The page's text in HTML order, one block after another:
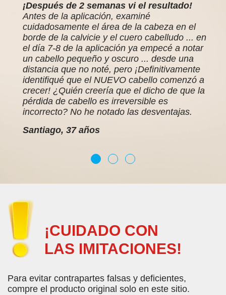
¡Después de 2 semanas vi el resultado!
Antes de la aplicación, examiné
cuidadosamente el área de la cabeza en el
borde de la calvicie y el cuero cabelludo ... en
el día 7-8 de la aplicación ya empecé a notar
un cabello pequeño y oscuro ... desde una
distancia que no noté, pero ¡Definitivamente
identifiqué que el NUEVO cabello comenzó a
crecer! ¿Quién creería que el dicho de que la
pérdida de cabello es irreversible es
incorrecto? No he notado las desventajas.
Santiago, 37 años
¡CUIDADO CON
LAS IMITACIONES!
Para evitar contrapartes falsas y deficientes,
compre el producto original solo en este sitio.